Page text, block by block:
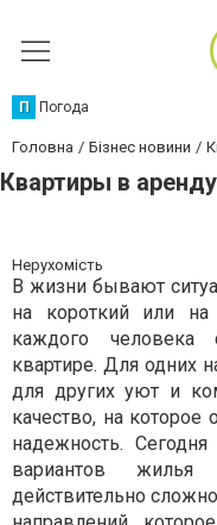
П Погода
Головна Бізнес новини
Квартиры в аренду
Нерухомість
В жизни бывают
на короткий или
каждого человека
квартире. Для одних
для других уют и
качество, на которое
надежность.
вариантов
действительно